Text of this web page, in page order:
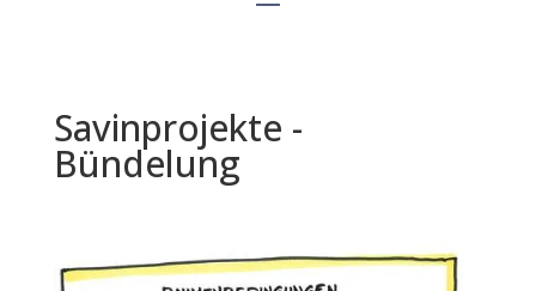
Savinprojekte -
Bündelung